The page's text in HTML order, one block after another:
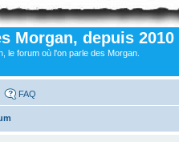
Morgan, depuis 2010
le forum où l'on parle des Morgan.
FAQ